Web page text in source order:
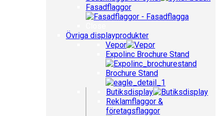
Fasadflaggor
Övriga displayprodukter
Vepor
Expolinc Brochure Stand
Brochure Stand
Butiksdisplay
Reklamflaggor &
företagsflaggor